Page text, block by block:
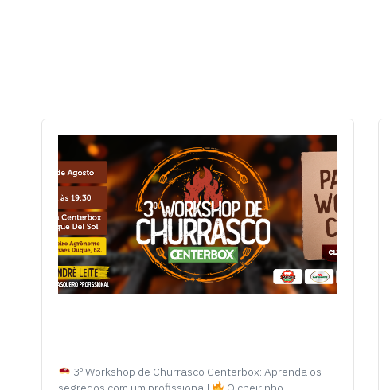
3º Workshop de Churrasco Centerbox: Aprenda os